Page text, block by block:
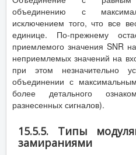
объединению с
исключением того, что все
единице. По-прежнему
приемлемого значения SNR
неприемлемых значений на
при этом незначительно
объединении с
более детального
разнесенных сигналов).
15.5.5. Типы
замираниями